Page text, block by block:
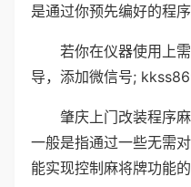
是通过你预先编好的程序
若你在仪器使用上
导，添加微信号;
肇庆上门改装程序
一般是指通过一些无需
能实现控制麻将牌功能的